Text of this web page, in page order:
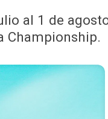
al 1 de
Championship.